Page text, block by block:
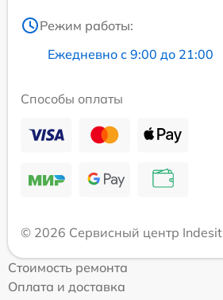
Режим работы:
Ежедневно с 9:00 до 21:00
Способы оплаты
© 2026 Сервисный центр Indesit
Стоимость ремонта
Оплата и доставка